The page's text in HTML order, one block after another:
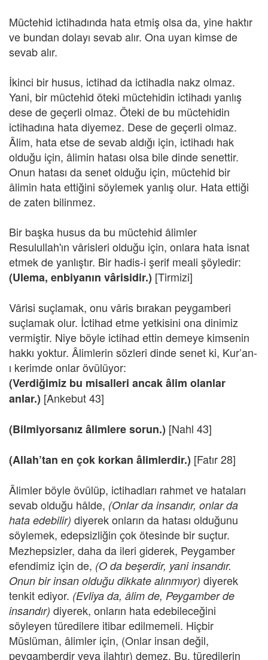
Müctehid ictihadında hata etmiş olsa da, yine haktır
ve bundan dolayı sevab alır. Ona uyan kimse de
sevab alır.
İkinci bir husus, ictihad da ictihadla nakz olmaz.
Yani, bir müctehid öteki müctehidin ictihadı yanlış
dese de geçerli olmaz. Öteki de bu müctehidin
ictihadına hata diyemez. Dese de geçerli olmaz.
Âlim, hata etse de sevab aldığı için, ictihadı hak
olduğu için, âlimin hatası olsa bile dinde senettir.
Onun hatası da senet olduğu için, müctehid bir
âlimin hata ettiğini söylemek yanlış olur. Hata ettiği
de zaten bilinmez.
Bir başka husus da bu müctehid âlimler
Resulullah'ın vârisleri olduğu için, onlara hata isnat
etmek de yanlıştır. Bir hadis-i şerif meali şöyledir:
(Ulema, enbiyanın vârisidir.) [Tirmizi]
Vârisi suçlamak, onu vâris bırakan peygamberi
suçlamak olur. İctihad etme yetkisini ona dinimiz
vermiştir. Niye böyle ictihad ettin demeye kimsenin
hakkı yoktur. Âlimlerin sözleri dinde senet ki, Kur’an-
ı kerimde onlar övülüyor:
(Verdiğimiz bu misalleri ancak âlim olanlar
anlar.) [Ankebut 43]
(Bilmiyorsanız âlimlere sorun.) [Nahl 43]
(Allah’tan en çok korkan âlimlerdir.) [Fatır 28]
Âlimler böyle övülüp, ictihadları rahmet ve hataları
sevab olduğu hâlde, (Onlar da insandır, onlar da
hata edebilir) diyerek onların da hatası olduğunu
söylemek, edepsizliğin çok ötesinde bir suçtur.
Mezhepsizler, daha da ileri giderek, Peygamber
efendimiz için de, (O da beşerdir, yani insandır.
Onun bir insan olduğu dikkate alınmıyor) diyerek
tenkit ediyor. (Evliya da, âlim de, Peygamber de
insandır) diyerek, onların hata edebileceğini
söyleyen türedilere itibar edilmemeli. Hiçbir
Müslüman, âlimler için, (Onlar insan değil,
peygamberdir veya ilahtır) demez. Bu, türedilerin